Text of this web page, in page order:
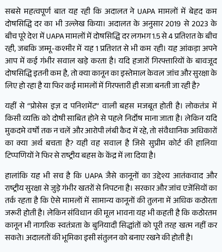
सबसे महत्वपूर्ण बात यह रही कि अदालत ने UAPA मामलों में बेहद कम
दोषसिद्धि दर का भी उल्लेख किया। अदालत के अनुसार 2019 से 2023 के
बीच पूरे देश में UAPA मामलों में दोषसिद्धि दर लगभग 1.5 से 4 प्रतिशत के बीच
रही, जबकि जम्मू-कश्मीर में यह 1 प्रतिशत से भी कम रही। यह आंकड़ा अपने
आप में कई गंभीर सवाल खड़े करता है। यदि हजारों गिरफ्तारियों के बावजूद
दोषसिद्धि इतनी कम है, तो क्या कानून का इस्तेमाल केवल जांच और सुरक्षा के
लिए हो रहा है या फिर कई मामलों में गिरफ्तारी ही सजा बनती जा रही है?
यहीं से “प्रोसेस इज़ द पनिशमेंट” वाली बहस मजबूत होती है। लोकतंत्र में
किसी व्यक्ति को दोषी साबित होने से पहले निर्दोष माना जाता है। लेकिन यदि
मुकदमे वर्षों तक न चलें और आरोपी लंबी कैद में रहे, तो संवैधानिक अधिकारों
का क्या अर्थ बचता है? यही वह सवाल है जिसे सुप्रीम कोर्ट की हालिया
टिप्पणियों ने फिर से राष्ट्रीय बहस के केंद्र में ला दिया है।
हालांकि यह भी सच है कि UAPA जैसे कानूनों का उद्देश्य आतंकवाद और
राष्ट्रीय सुरक्षा से जुड़े गंभीर खतरों से निपटना है। सरकार और जांच एजेंसियों का
तर्क रहता है कि ऐसे मामलों में सामान्य कानूनों की तुलना में अधिक कठोरता
जरूरी होती है। लेकिन संविधान की मूल भावना यह भी कहती है कि कठोरतम
कानून भी नागरिक स्वतंत्रता के बुनियादी सिद्धांतों को पूरी तरह खत्म नहीं कर
सकते। अदालतों की भूमिका इसी संतुलन को बनाए रखने की होती है।